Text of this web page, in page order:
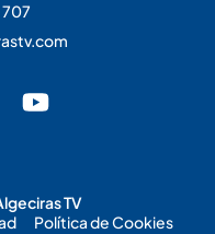
TV
Política de Cookies